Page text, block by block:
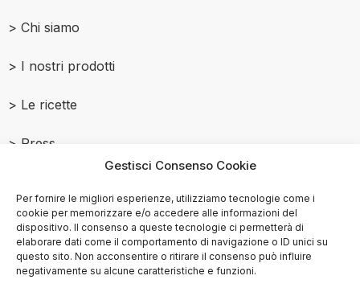
Gestisci Consenso Cookie
Per fornire le migliori esperienze, utilizziamo tecnologie come i
cookie per memorizzare e/o accedere alle informazioni del
dispositivo. Il consenso a queste tecnologie ci permetterà di
elaborare dati come il comportamento di navigazione o ID unici su
questo sito. Non acconsentire o ritirare il consenso può influire
negativamente su alcune caratteristiche e funzioni.
> Chi siamo
> I nostri prodotti
> Le ricette
> Press
© Copyright2015-2025